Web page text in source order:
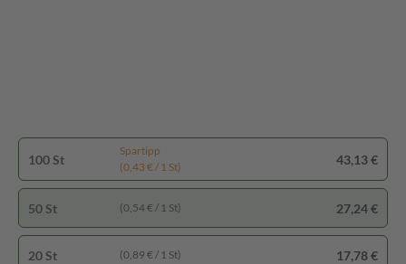
100 St
Spartipp
(0,43 € / 1 St)
43,13 €
50 St (0,54 € / 1 St) 27,24 €
20 St (0,89 € / 1 St) 17,78 €